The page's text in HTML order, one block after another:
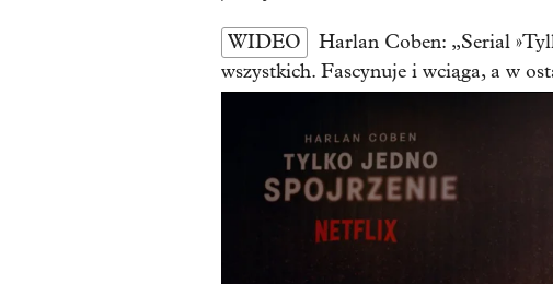
WIDEO
Harlan Coben: „Serial
wszystkich. Fascynuje i wciąga, a w